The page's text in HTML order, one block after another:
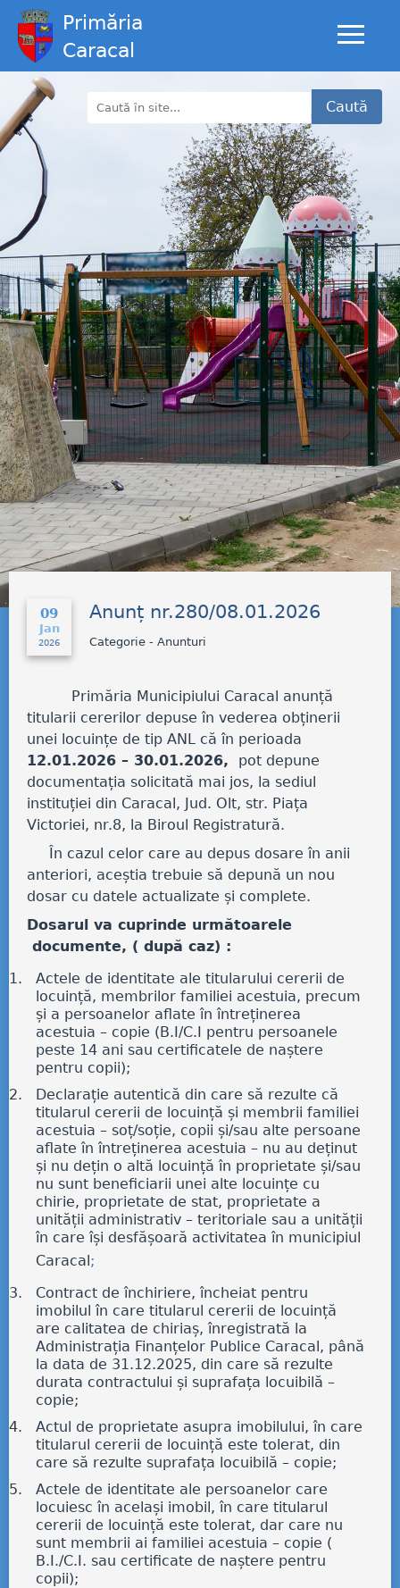
Primăria
Caracal
Caută
09
Jan
2026
Anunț nr.280/08.01.2026
Categorie - Anunturi
Primăria Municipiului Caracal anunță
titularii cererilor depuse în vederea obținerii
unei locuințe de tip ANL că în perioada
12.01.2026 – 30.01.2026,
pot depune
documentația solicitată mai jos, la sediul
instituției din Caracal, Jud. Olt, str. Piața
Victoriei, nr.8, la Biroul Registratură.
În cazul celor care au depus dosare în anii
anteriori, aceștia trebuie să depună un nou
dosar cu datele actualizate și complete.
Dosarul va cuprinde următoarele
documente, ( după caz) :
Actele de identitate ale titularului cererii de
locuință, membrilor familiei acestuia, precum
și a persoanelor aflate în întreținerea
acestuia – copie (B.I/C.I pentru persoanele
peste 14 ani sau certificatele de naștere
pentru copii);
Declarație autentică din care să rezulte că
titularul cererii de locuință și membrii familiei
acestuia – soț/soție, copii și/sau alte persoane
aflate în întreținerea acestuia – nu au deținut
și nu dețin o altă locuință în proprietate și/sau
nu sunt beneficiarii unei alte locuințe cu
chirie, proprietate de stat, proprietate a
unității administrativ – teritoriale sau a unității
în care își desfășoară activitatea în municipiul
Caracal;
Contract de închiriere, încheiat pentru
imobilul în care titularul cererii de locuință
are calitatea de chiriaș, înregistrată la
Administrația Finanțelor Publice Caracal, până
la data de 31.12.2025, din care să rezulte
durata contractului și suprafața locuibilă –
copie;
Actul de proprietate asupra imobilului, în care
titularul cererii de locuință este tolerat, din
care să rezulte suprafața locuibilă – copie;
Actele de identitate ale persoanelor care
locuiesc în același imobil, în care titularul
cererii de locuință este tolerat, dar care nu
sunt membrii ai familiei acestuia – copie (
B.I./C.I. sau certificate de naștere pentru
copii);